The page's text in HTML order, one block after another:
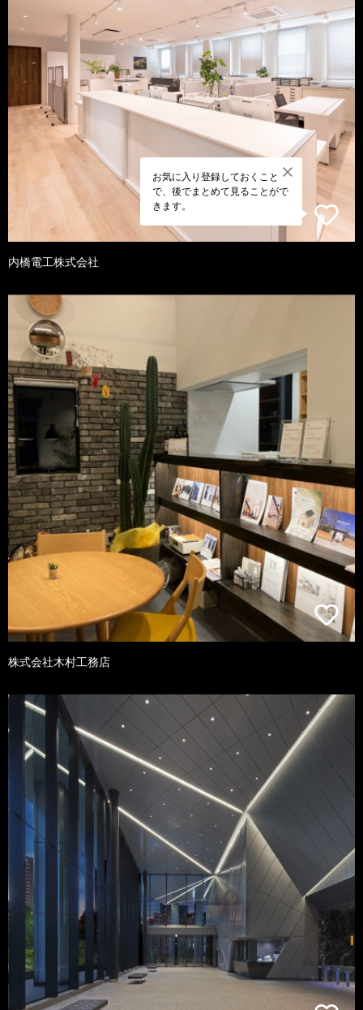
お気に入り登録しておくこと
で、後でまとめて見ることがで
きます。
内橋電工株式会社
株式会社木村工務店